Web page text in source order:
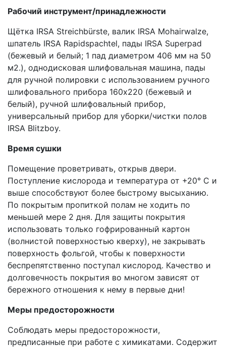
Рабочий инструмент/принадлежности
Щётка IRSA Streichbürste, валик IRSA Mohairwalze,
шпатель IRSA Rapidspachtel, пады IRSA Superpad
(бежевый и белый; 1 пад диаметром 406 мм на 50
м2.), однодисковая шлифовальная машина, пады
для ручной полировки с использованием ручного
шлифовального прибора 160х220 (бежевый и
белый), ручной шлифовальный прибор,
универсальный прибор для уборки/чистки полов
IRSA Blitzboy.
Время сушки
Помещение проветривать, открыв двери.
Поступление кислорода и температура от +20° C и
выше способствуют более быстрому высыханию.
По покрытым пропиткой полам не ходить по
меньшей мере 2 дня. Для защиты покрытия
использовать только гофрированный картон
(волнистой поверхностью кверху), не закрывать
поверхность фольгой, чтобы к поверхности
беспрепятственно поступал кислород. Качество и
долговечность покрытия во многом зависят от
бережного отношения к нему в первые дни!
Меры предосторожности
Соблюдать меры предосторожности,
предписанные при работе с химикатами. Содержит